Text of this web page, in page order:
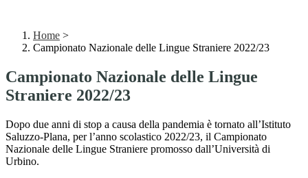
Home >
Campionato Nazionale delle Lingue Straniere 2022/23
Campionato Nazionale delle Lingue
Straniere 2022/23
Dopo due anni di stop a causa della pandemia è tornato all’Istituto
Saluzzo-Plana, per l’anno scolastico 2022/23, il Campionato
Nazionale delle Lingue Straniere promosso dall’Università di
Urbino.